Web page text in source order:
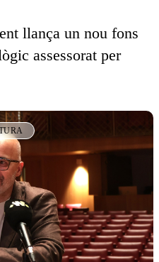
llança un nou fons
assessorat per